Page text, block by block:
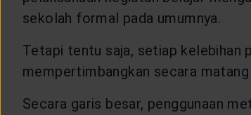
sekolah formal pada umumnya.
Tetapi tentu saja, setiap kelebihan
mempertimbangkan secara
Secara garis besar, penggunaan
INSURANCE DICTIONARY
OUR SOLUTION